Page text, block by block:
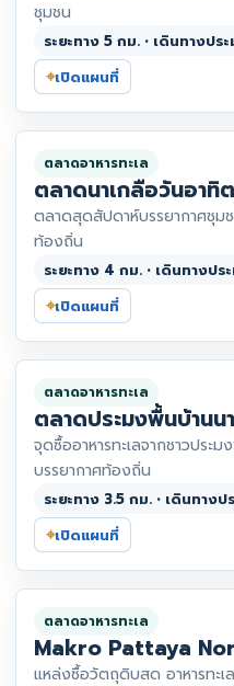
ชุมชน
ระยะทาง 5 กม. • เดินทางป
⌖เปิดแผนที่
ตลาดอาหารทะเล
ตลาดนาเกลือวันอาทิ
ตลาดสุดสัปดาห์บรรยากาศชุม
ท้องถิ่น
ระยะทาง 4 กม. • เดินทางป
⌖เปิดแผนที่
ตลาดอาหารทะเล
ตลาดประมงพื้นบ้านน
จุดซื้ออาหารทะเลจากชาวประ
บรรยากาศท้องถิ่น
ระยะทาง 3.5 กม. • เดินทาง
⌖เปิดแผนที่
ตลาดอาหารทะเล
Makro Pattaya
แหล่งซื้อวัตถุดิบสด อาหารทะเ